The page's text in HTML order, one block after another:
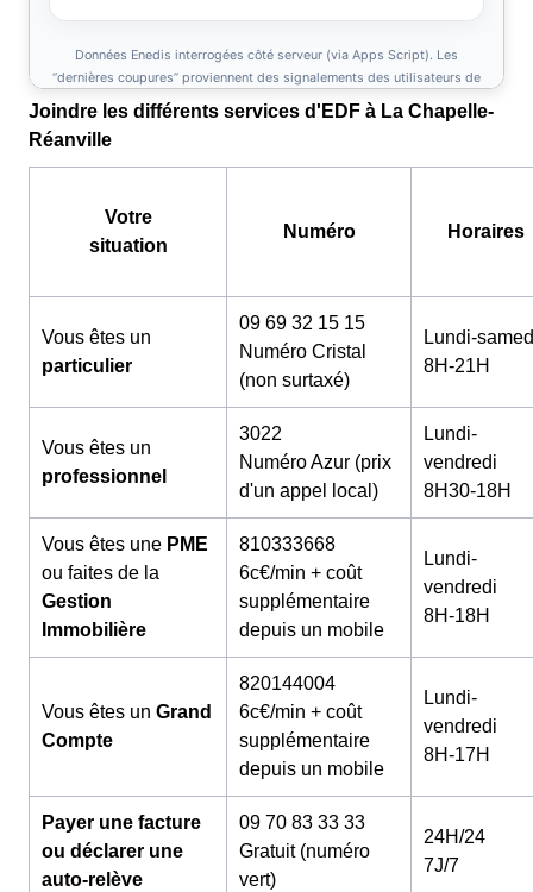
Joindre les différents services d'EDF à La Chapelle-
Réanville
Votre
situation
Numéro Horaires
Vous êtes un
particulier
09 69 32 15 15
Numéro Cristal
(non surtaxé)
Lundi-
8H-21H
Vous êtes un
professionnel
3022
Numéro Azur (prix
d'un appel local)
Lundi-
vendredi
8H30-18H
Vous êtes une PME
ou faites de la
Gestion
Immobilière
810333668
6c€/min + coût
supplémentaire
depuis un mobile
Lundi-
vendredi
8H-18H
Vous êtes un Grand
Compte
820144004
6c€/min + coût
supplémentaire
depuis un mobile
Lundi-
vendredi
8H-17H
Payer une facture
ou déclarer une
auto-relève
09 70 83 33 33
Gratuit (numéro
vert)
24H/24
7J/7